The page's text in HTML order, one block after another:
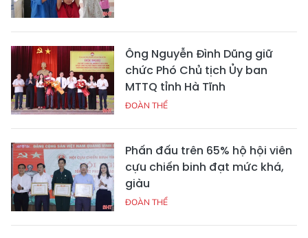
Ông Nguyễn Đình Dũng giữ
chức Phó Chủ tịch Ủy ban
MTTQ tỉnh Hà Tĩnh
ĐOÀN THỂ
Phấn đấu trên 65% hộ hội viên
cựu chiến binh đạt mức khá,
giàu
ĐOÀN THỂ